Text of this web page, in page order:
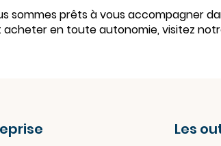
sommes prêts à vous accompagner
en toute autonomie, visitez
Les